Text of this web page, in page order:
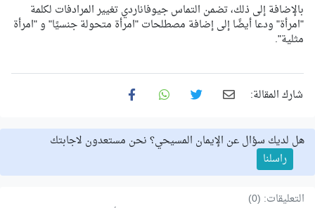
بالإضافة إلى ذلك، تضمن التماس جيوفاناردي تغيير المرادفات لكلمة
"امرأة" ودعا أيضًا إلى إضافة مصطلحات "امرأة متحولة جنسيًا" و "امرأة
مثلية".
شارك المقالة:
هل لديك سؤال عن الإيمان المسيحي؟ نحن مستعدون لاجابتك
راسلنا
التعليقات: (0)